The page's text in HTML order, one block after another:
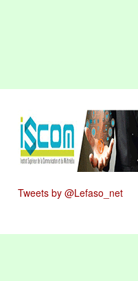
Tweets by @Lefaso_net